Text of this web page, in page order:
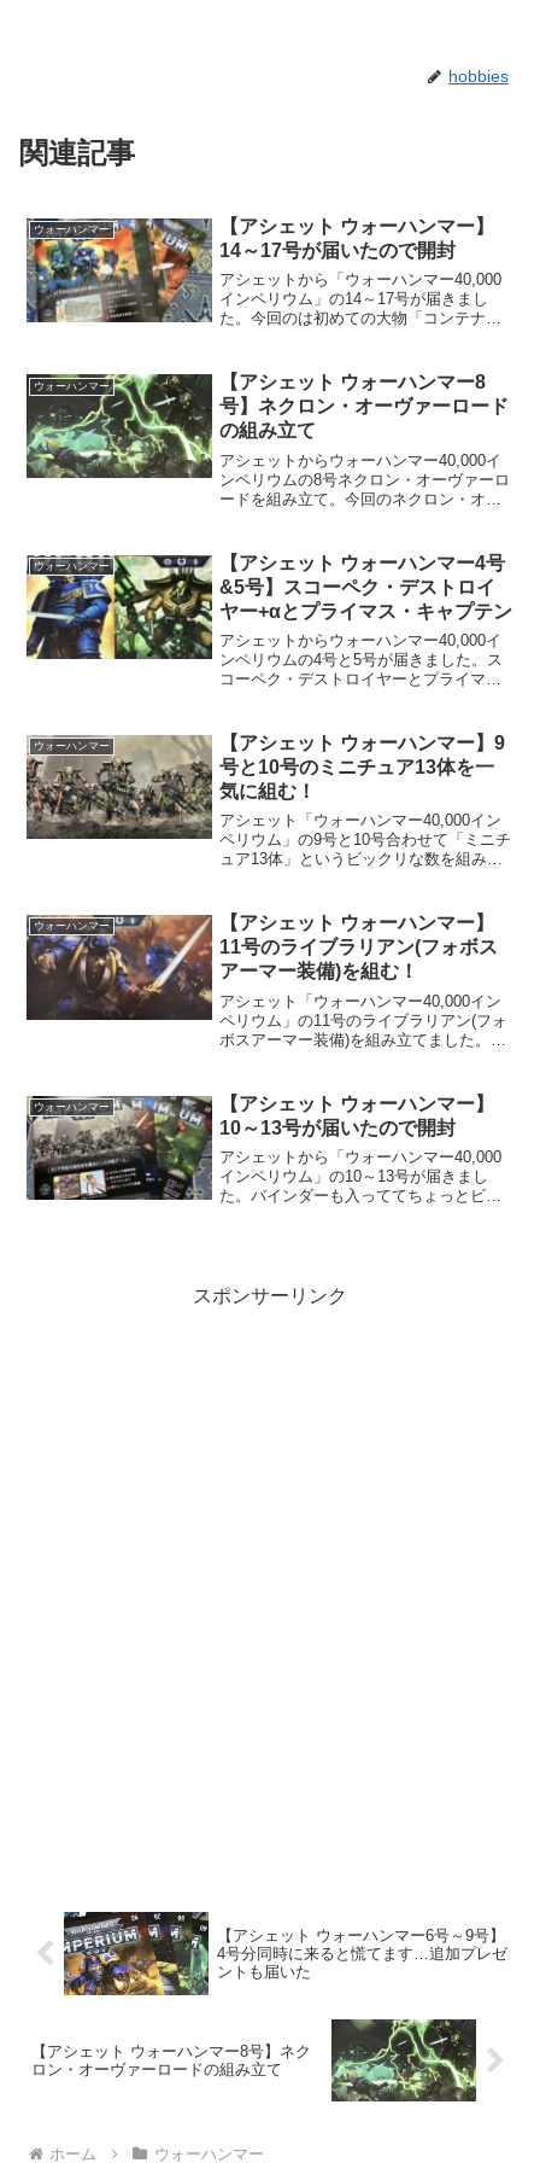
hobbies
関連記事
ウォーハンマー
【アシェット ウォーハンマー】
14～17号が届いたので開封
アシェットから「ウォーハンマー40,000
インペリウム」の14～17号が届きまし
た。今回のは初めての大物「コンテナ」
組み立てようかなと思います。素敵ミニ
チュア楽しんで行きましょう！
ウォーハンマー
【アシェット ウォーハンマー8
号】ネクロン・オーヴァーロード
の組み立て
アシェットからウォーハンマー40,000イ
ンペリウムの8号ネクロン・オーヴァーロ
ードを組み立て。今回のネクロン・オー
デスサイズっぽい武器がかっちょよかっ
たでのどうしても組み立てたかった！
ウォーハンマー
【アシェット ウォーハンマー4号
&5号】スコーペク・デストロイ
ヤー+αとプライマス・キャプテン
アシェットからウォーハンマー40,000イ
ンペリウムの4号と5号が届きました。ス
コーペク・デストロイヤーとプライマ
て、全部で4体となっており、2号合わせ
て5体もウォーハンマーのミニチュア付
き！
ウォーハンマー
【アシェット ウォーハンマー】9
号と10号のミニチュア13体を一
気に組む！
アシェット「ウォーハンマー40,000イン
ペリウム」の9号と10号合わせて「ミニチ
ュア13体」というビックリな数を組み立
って作っていきますよー。
ウォーハンマー
【アシェット ウォーハンマー】
11号のライブラリアン(フォボス
アーマー装備)を組む！
アシェット「ウォーハンマー40,000イン
ペリウム」の11号のライブラリアン(フォ
ボスアーマー装備)を組み立てました。こ
やらエライさんのようです。(知らんけど
ｗ)
ウォーハンマー
【アシェット ウォーハンマー】
10～13号が届いたので開封
アシェットから「ウォーハンマー40,000
インペリウム」の10～13号が届きまし
た。バインダーも入っててちょっとビッ
と…。
スポンサーリンク
【アシェット ウォーハンマー6号～9号】
4号分同時に来ると慌てます…追加プレゼ
ントも届いた
【アシェット ウォーハンマー8号】ネク
ロン・オーヴァーロードの組み立て
ホーム ウォーハンマー